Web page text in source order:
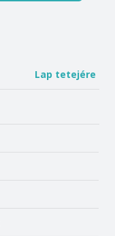
Lap tetejére